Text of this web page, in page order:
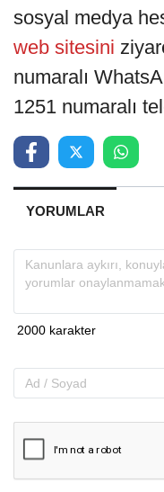
sosyal medya
web sitesini
numaralı
1251 numaralı
YORUMLAR